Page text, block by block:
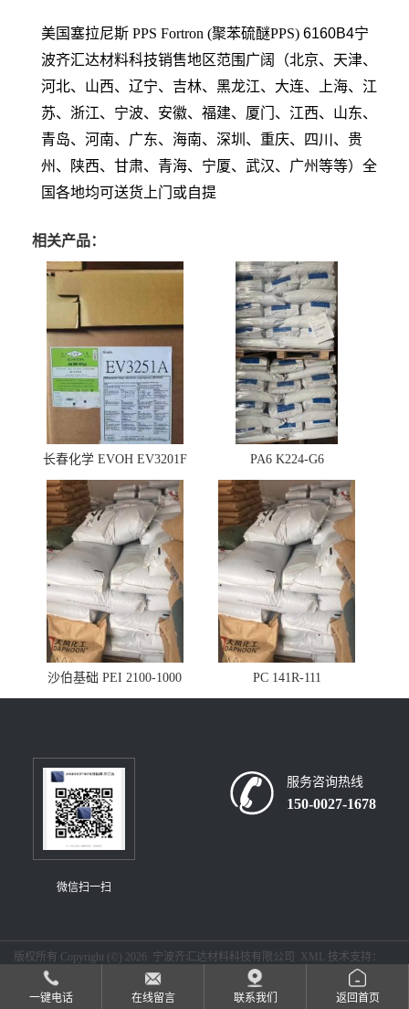
美国塞拉尼斯 PPS Fortron (聚苯硫醚PPS) 6160B4宁
波齐汇达材料科技销售地区范围广阔（北京、天津、
河北、山西、辽宁、吉林、黑龙江、大连、上海、江
苏、浙江、宁波、安徽、福建、厦门、江西、山东、
青岛、河南、广东、海南、深圳、重庆、四川、贵
州、陕西、甘肃、青海、宁厦、武汉、广州等等）全
国各地均可送货上门或自提
相关产品：
长春化学 EVOH EV3201F PA6 K224-G6
沙伯基础 PEI 2100-1000 PC 141R-111
微信扫一扫
服务咨询热线
150-0027-1678
版权所有 Copyright (©) 2026 宁波齐汇达材料科技有限公司 XML
技术支持：
盖德化工网
一键电话
在线留言 联系我们 返回首页